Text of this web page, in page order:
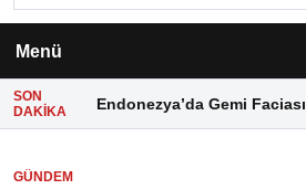
Menü
SON
DAKIKA
Endonezya’da Gemi Faciası
GÜNDEM